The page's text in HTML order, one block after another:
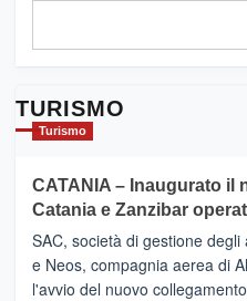
TURISMO
Turismo
CATANIA – Inaugurato il
Catania e Zanzibar
SAC, società di gestione
e Neos, compagnia aerea di
l'avvio del nuovo